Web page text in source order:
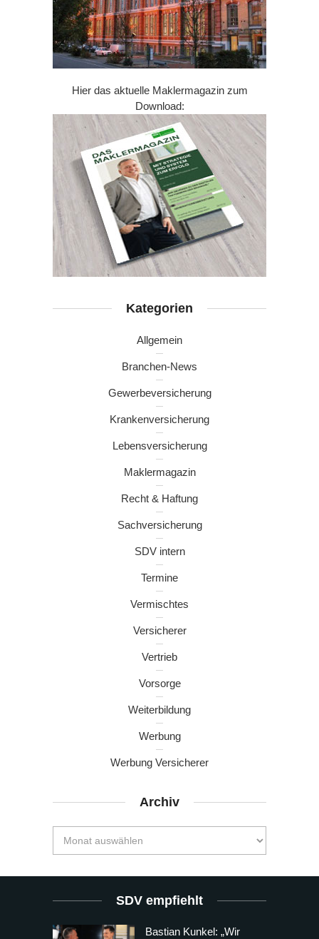
Hier das aktuelle Maklermagazin zum
Download:
Kategorien
Allgemein
Branchen-News
Gewerbeversicherung
Krankenversicherung
Lebensversicherung
Maklermagazin
Recht & Haftung
Sachversicherung
SDV intern
Termine
Vermischtes
Versicherer
Vertrieb
Vorsorge
Weiterbildung
Werbung
Werbung Versicherer
Archiv
SDV empfiehlt
Bastian Kunkel: „Wir